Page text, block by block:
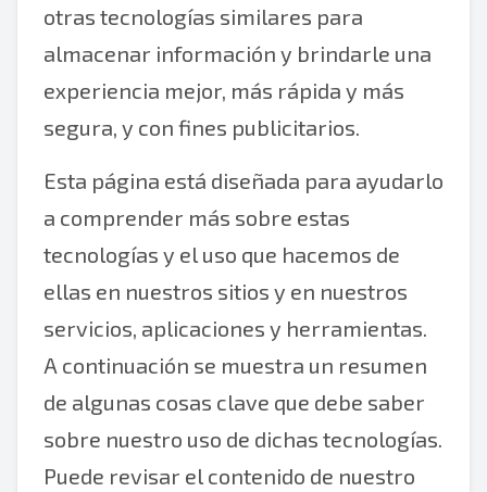
otras tecnologías similares para
almacenar información y brindarle una
experiencia mejor, más rápida y más
segura, y con fines publicitarios.
Esta página está diseñada para ayudarlo
a comprender más sobre estas
tecnologías y el uso que hacemos de
ellas en nuestros sitios y en nuestros
servicios, aplicaciones y herramientas.
A continuación se muestra un resumen
de algunas cosas clave que debe saber
sobre nuestro uso de dichas tecnologías.
Puede revisar el contenido de nuestro